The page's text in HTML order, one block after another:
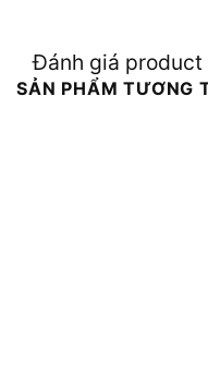
Đánh giá product
SẢN PHẨM TƯƠNG